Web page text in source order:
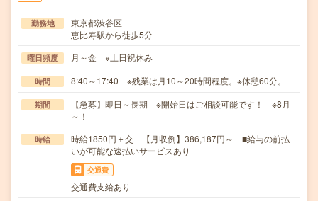
勤務地
東京都渋谷区
恵比寿駅から徒歩5分
曜日頻度 月～金 ※土日祝休み
時間 8:40～17:40 ※残業は月10～20時間程度。※休憩60分。
期間
【急募】即日～長期 ※開始日はご相談可能です！ ※8月
～！
時給
時給1850円＋交 【月収例】386,187円～ ■給与の前払
いが可能な速払いサービスあり
交通費
交通費支給あり